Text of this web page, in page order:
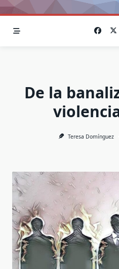
De la
Teresa Domínguez